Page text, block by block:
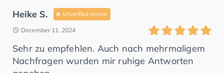
Heike S. Unverified review
December 11, 2024
Sehr zu empfehlen. Auch nach mehrmaligem
Nachfragen wurden mir ruhige Antworten